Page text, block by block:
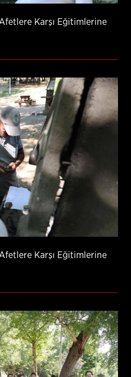
Karşı Eğitimlerine
Karşı Eğitimlerine